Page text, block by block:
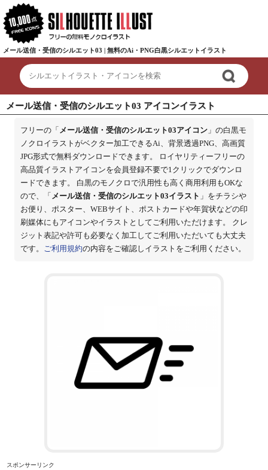
メール送信・受信のシルエット03 | 無料のAi・PNG白黒シルエットイラスト
メール送信・受信のシルエット03 アイコンイラスト
フリーの「 メール送信・受信のシルエット03アイコン」の白黒モ
ノクロイラストがベクター加工できるAi、背景透過PNG、高画質
JPG形式で無料ダウンロードできます。 ロイヤリティーフリーの
高品質イラストアイコンを会員登録不要で1クリックでダウンロ
ードできます。 白黒のモノクロで汎用性も高く商用利用もOKな
ので、「 メール送信・受信のシルエット03イラスト 」をチラシや
お便り、ポスター、WEBサイト、ポストカードや年賀状などの印
刷媒体にもアイコンやイラストとしてご利用いただけます。 クレ
ジット表記や許可も必要なく加工してご利用いただいても大丈夫
です。 ご利用規約の内容をご確認しイラストをご利用ください。
スポンサーリンク